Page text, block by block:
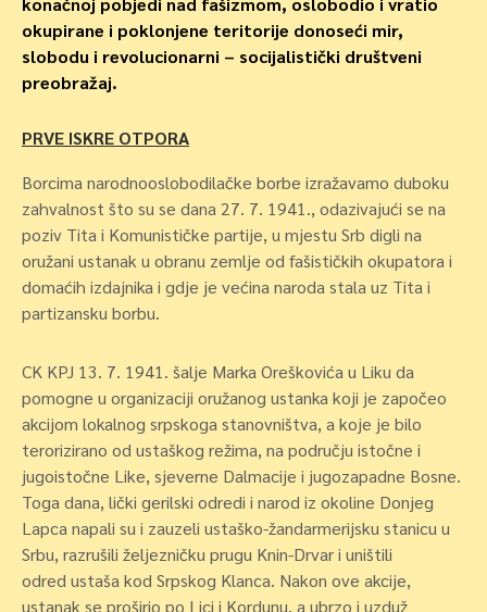
okupirane i poklonjene teritorije donoseći mir,
slobodu i revolucionarni – socijalistički društveni
preobražaj.
PRVE ISKRE OTPORA
Borcima narodnooslobodilačke borbe izražavamo duboku
zahvalnost što su se dana 27. 7. 1941., odazivajući se na
poziv Tita i Komunističke partije, u mjestu Srb digli na
oružani ustanak u obranu zemlje od fašističkih okupatora i
domaćih izdajnika i gdje je većina naroda stala uz Tita i
partizansku borbu.
CK KPJ 13. 7. 1941. šalje Marka Oreškovića u Liku da
pomogne u organizaciji oružanog ustanka koji je započeo
akcijom lokalnog srpskoga stanovništva, a koje je bilo
terorizirano od ustaškog režima, na području istočne i
jugoistočne Like, sjeverne Dalmacije i jugozapadne Bosne.
Toga dana, lički gerilski odredi i narod iz okoline Donjeg
Lapca napali su i zauzeli ustaško-žandarmerijsku stanicu u
Srbu, razrušili željezničku prugu Knin-Drvar i uništili
odred ustaša kod Srpskog Klanca. Nakon ove akcije,
ustanak se proširio po Lici i Kordunu, a ubrzo i uzduž